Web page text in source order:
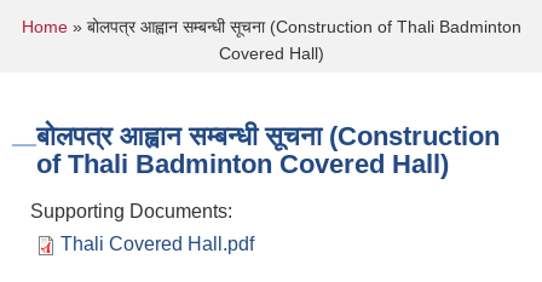
You are here
Home» बोलपत्र आह्वान सम्बन्धी सूचना (Construction of Thali Badminton
Covered Hall)
बोलपत्र आह्वान सम्बन्धी सूचना (Construction
of Thali Badminton Covered Hall)
Supporting Documents:
Thali Covered Hall.pdf